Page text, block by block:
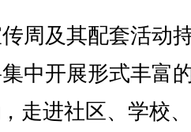
及其配套活动
中开展形式丰富
走进社区、学校